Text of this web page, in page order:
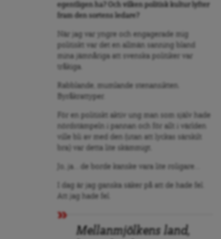
egentligen ha? Och vilken politisk kultur lyfter
fram den sortens ledare?
När jag var yngre och engagerade mig
politiskt var det en allmän sanning bland
mina jämnåriga att svenska politiker var
tråkiga.
Rabblande, mumlande stenansikten.
Byråkrattyper.
För en politiskt aktiv ung man som själv hade
nördstämpeln i pannan och för allt i världen
ville bli av med den (utan att lyckas särskilt
bra) var detta lite skämmigt.
Jo, ja… de borde kanske vara lite roligare…
I dag är jag ganska säker på att de hade fel.
Att jag hade fel.
Mellanmjölkens land,